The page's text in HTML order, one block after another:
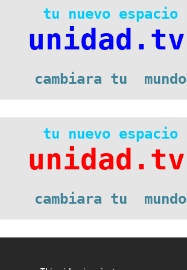
tu nuevo espacio
unidad.tv
cambiara tu  mundo
tu nuevo espacio
unidad.tv
cambiara tu  mundo